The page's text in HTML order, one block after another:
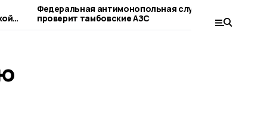
Федеральная антимонопольная служба
проверит тамбовские АЗС
области